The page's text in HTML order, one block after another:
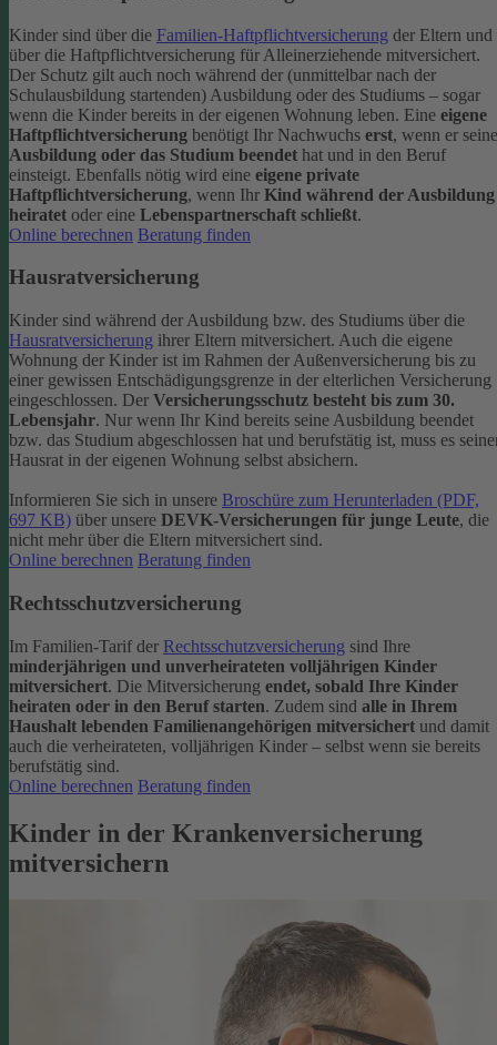
Kinder sind über die Familien-Haftpflichtversicherung der Eltern und
über die Haftpflichtversicherung für Alleinerziehende mitversichert.
Der Schutz gilt auch noch während der (unmittelbar nach der
Schulausbildung startenden) Ausbildung oder des Studiums – sogar
wenn die Kinder bereits in der eigenen Wohnung leben. Eine eigene
Haftpflichtversicherung benötigt Ihr Nachwuchs erst, wenn er seine
Ausbildung oder das Studium beendet hat und in den Beruf
einsteigt. Ebenfalls nötig wird eine eigene private
Haftpflichtversicherung, wenn Ihr Kind während der Ausbildung
heiratet oder eine Lebenspartnerschaft schließt.
Online berechnen Beratung finden
Hausratversicherung
Kinder sind während der Ausbildung bzw. des Studiums über die
Hausratversicherung ihrer Eltern mitversichert. Auch die eigene
Wohnung der Kinder ist im Rahmen der Außenversicherung bis zu
einer gewissen Entschädigungsgrenze in der elterlichen Versicherung
eingeschlossen. Der Versicherungsschutz besteht bis zum 30.
Lebensjahr. Nur wenn Ihr Kind bereits seine Ausbildung beendet
bzw. das Studium abgeschlossen hat und berufstätig ist, muss es
Hausrat in der eigenen Wohnung selbst absichern.
Informieren Sie sich in unsere Broschüre zum Herunterladen (PDF,
697 KB) über unsere DEVK-Versicherungen für junge Leute, die
nicht mehr über die Eltern mitversichert sind.
Online berechnen Beratung finden
Rechtsschutzversicherung
Im Familien-Tarif der Rechtsschutzversicherung sind Ihre
minderjährigen und unverheirateten volljährigen Kinder
mitversichert. Die Mitversicherung endet, sobald Ihre Kinder
heiraten oder in den Beruf starten. Zudem sind alle in Ihrem
Haushalt lebenden Familienangehörigen mitversichert und damit
auch die verheirateten, volljährigen Kinder – selbst wenn sie bereits
berufstätig sind.
Online berechnen Beratung finden
Kinder in der Krankenversicherung
mitversichern